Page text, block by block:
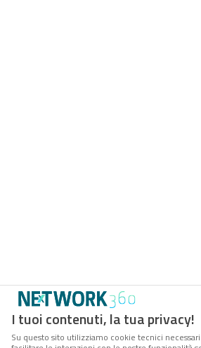
I tuoi contenuti, la tua privacy!
Su questo sito utilizziamo cookie tecnici